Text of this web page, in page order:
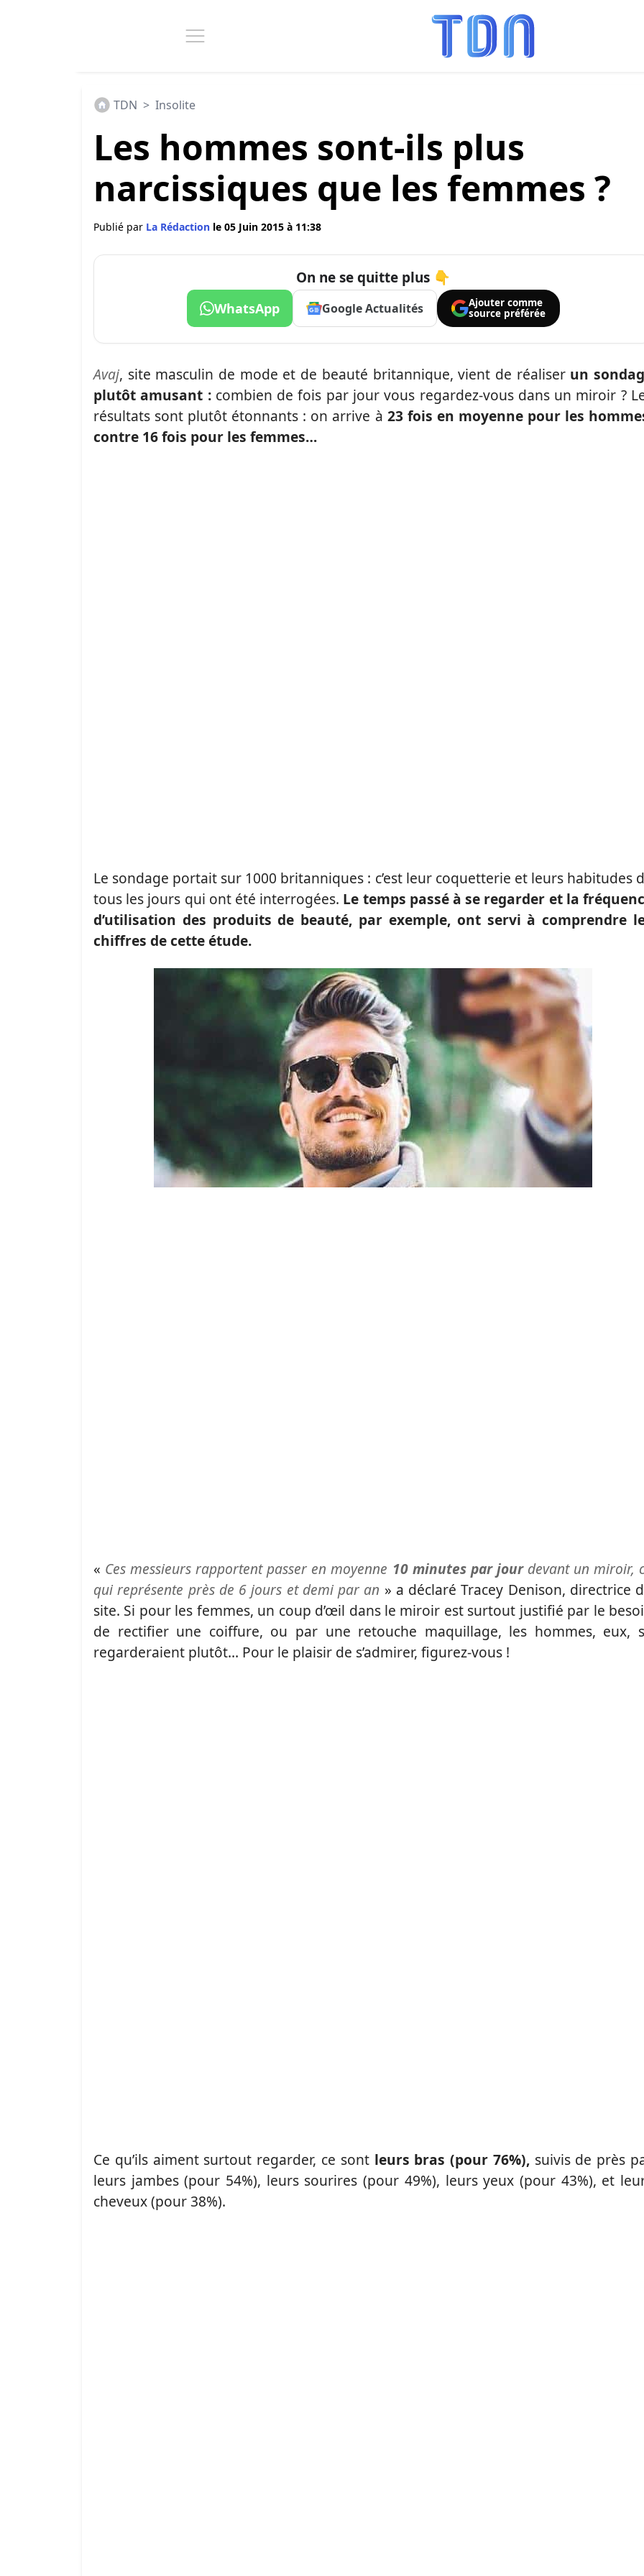
TDN > Insolite
Les hommes sont-ils plus
narcissiques que les femmes ?
Publié par La Rédaction le 05 Juin 2015 à 11:38
On ne se quitte plus 👇
WhatsApp Google Actualités
Ajouter comme
source préférée
Avaj, site masculin de mode et de beauté britannique, vient de réaliser un
plutôt amusant :combien de fois par jour vous regardez-vous dans un miroir ?
résultats sont plutôt étonnants : on arrive à 23 fois en moyenne pour les
contre 16 fois pour les femmes…
Le sondage portait sur 1000 britanniques : c’est leur coquetterie et leurs habitudes
tous les jours qui ont été interrogées. Le temps passé à se regarder et la
d’utilisation des produits de beauté, par exemple, ont servi à comprendre
chiffres de cette étude.
« Ces messieurs rapportent passer en moyenne 10 minutes par jourdevant un miroir,
qui représente près de 6 jours et demi par an » a déclaré Tracey Denison, directrice
site. Si pour les femmes, un coup d’œil dans le miroir est surtout justifié par le
de rectifier une coiffure, ou par une retouche maquillage, les hommes, eux,
regarderaient plutôt… Pour le plaisir de s’admirer, figurez-vous !
Ce qu’ils aiment surtout regarder, ce sontleurs bras (pour 76%),suivis de près
leurs jambes (pour 54%), leurs sourires (pour 49%), leurs yeux (pour 43%), et
cheveux (pour 38%).